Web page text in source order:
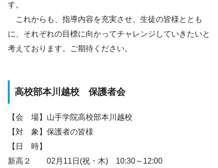
す。
これからも、指導内容を充実させ、生徒の皆様ととも
に、それぞれの目標に向かってチャレンジしていきたいと
考えております。ご期待ください。
高校部本川越校 保護者会
【会 場】山手学院高校部本川越校
【対 象】保護者の皆様
【日 時】
新高２ 02月11日(祝・木) 10:30～12:00